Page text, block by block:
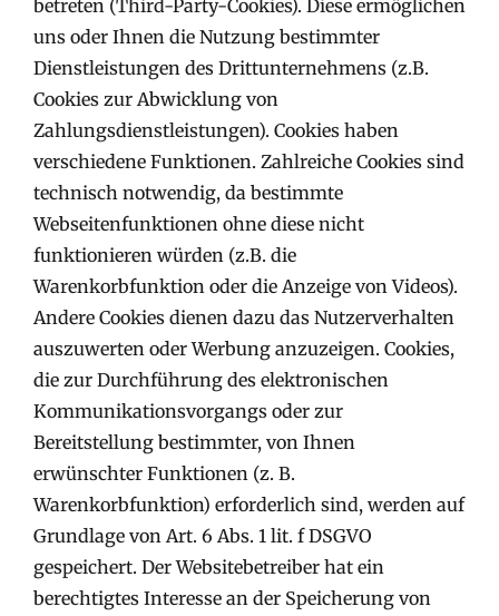
betreten (Third-Party-Cookies). Diese ermöglichen
uns oder Ihnen die Nutzung bestimmter
Dienstleistungen des Drittunternehmens (z.B.
Cookies zur Abwicklung von
Zahlungsdienstleistungen). Cookies haben
verschiedene Funktionen. Zahlreiche Cookies sind
technisch notwendig, da bestimmte
Webseitenfunktionen ohne diese nicht
funktionieren würden (z.B. die
Warenkorbfunktion oder die Anzeige von Videos).
Andere Cookies dienen dazu das Nutzerverhalten
auszuwerten oder Werbung anzuzeigen. Cookies,
die zur Durchführung des elektronischen
Kommunikationsvorgangs oder zur
Bereitstellung bestimmter, von Ihnen
erwünschter Funktionen (z. B.
Warenkorbfunktion) erforderlich sind, werden auf
Grundlage von Art. 6 Abs. 1 lit. f DSGVO
gespeichert. Der Websitebetreiber hat ein
berechtigtes Interesse an der Speicherung von